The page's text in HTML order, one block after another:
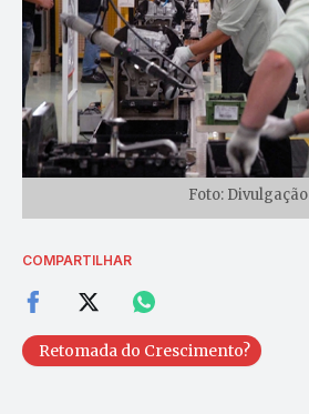
Foto: Divulgação
COMPARTILHAR
Retomada do Crescimento?